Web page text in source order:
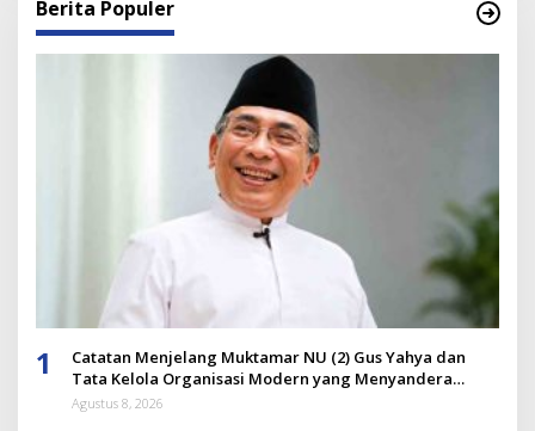
Berita Populer
1
Catatan Menjelang Muktamar NU (2) Gus Yahya dan
Tata Kelola Organisasi Modern yang Menyandera
Dirinya
Agustus 8, 2026